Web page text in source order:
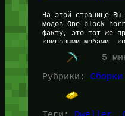
На этой странице Вы
модов One block
факту, это тот же
криповыми мобами,
расслабиться.…
5
Рубрики: